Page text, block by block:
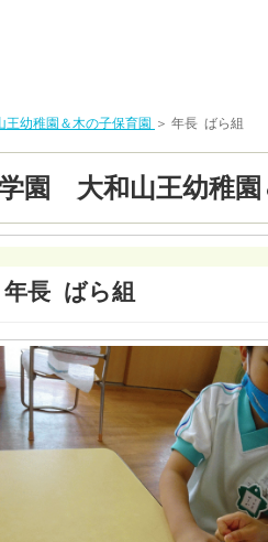
幼稚園＆木の子保育園 ＞ 年長 ばら組
園 大和山王幼稚園
年長 ばら組